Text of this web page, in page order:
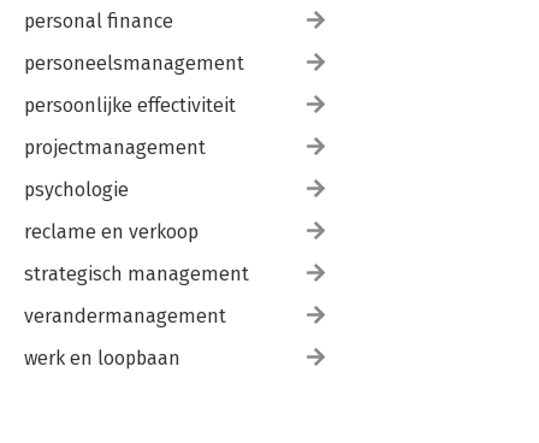
personal finance
personeelsmanagement
persoonlijke effectiviteit
projectmanagement
psychologie
reclame en verkoop
strategisch management
verandermanagement
werk en loopbaan